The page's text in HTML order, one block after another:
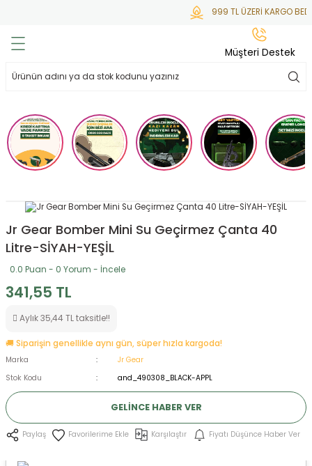
999 TL ÜZERİ KARGO
Mermisi
Jr Gear Bomber Mini Su Geçirmez Çanta 40
Litre-SİYAH-YEŞİL
0.0 Puan - 0 Yorum - İncele
341,55 TL
Aylık 35,44 TL taksitle!!
🚚 Siparişin genellikle aynı gün, süper hızla kargoda!
Marka
Jr Gear
Stok Kodu
and_490308_BLACK-APPL
GELINCE HABER VER
Paylaş Karşılaştır Fiyatı Düşünce Haber Ver